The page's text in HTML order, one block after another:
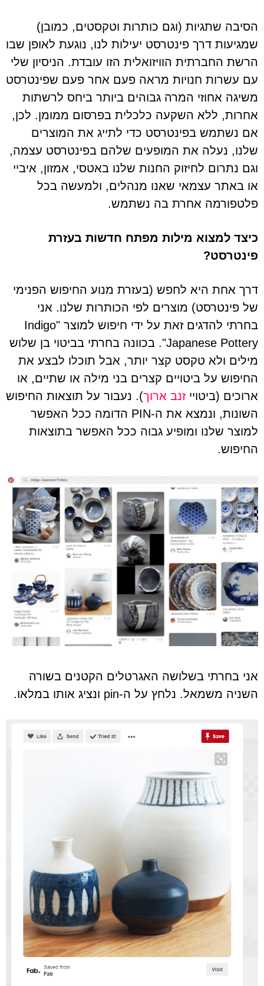
הסיבה שתגיות (וגם כותרות וטקסטים, כמובן)
שמגיעות דרך פינטרסט יעילות לנו, נוגעת לאופן שבו
הרשת החברתית הוויזואלית הזו עובדת. הניסיון שלי
עם עשרות חנויות מראה פעם אחר פעם שפינטרסט
משיגה אחוזי המרה גבוהים ביותר ביחס לרשתות
אחרות, ללא השקעה כלכלית בפרסום ממומן. לכן,
אם נשתמש בפינטרסט כדי לתייג את המוצרים
שלנו, נעלה את המופעים שלהם בפינטרסט עצמה,
וגם נתרום לחיזוק החנות שלנו באטסי, אמזון, איביי
או באתר עצמאי שאנו מנהלים, ולמעשה בכל
פלטפורמה אחרת בה נשתמש.
כיצד למצוא מילות מפתח חדשות בעזרת
פינטרסט?
דרך אחת היא לחפש (בעזרת מנוע החיפוש הפנימי
של פינטרסט) מוצרים לפי הכותרות שלנו. אני
בחרתי להדגים זאת על ידי חיפוש למוצר "Indigo
Japanese Pottery". בכוונה בחרתי בביטוי בן שלוש
מילים ולא טקסט קצר יותר, אבל תוכלו לבצע את
החיפוש על ביטויים קצרים בני מילה או שתיים, או
ארוכים (ביטויי זנב ארוך). נעבור על תוצאות החיפוש
השונות, ונמצא את ה-PIN הדומה ככל האפשר
למוצר שלנו ומופיע גבוה ככל האפשר בתוצאות
החיפוש.
אני בחרתי בשלושה האגרטלים הקטנים בשורה
השניה משמאל. נלחץ על ה-pin ונציג אותו במלאו.